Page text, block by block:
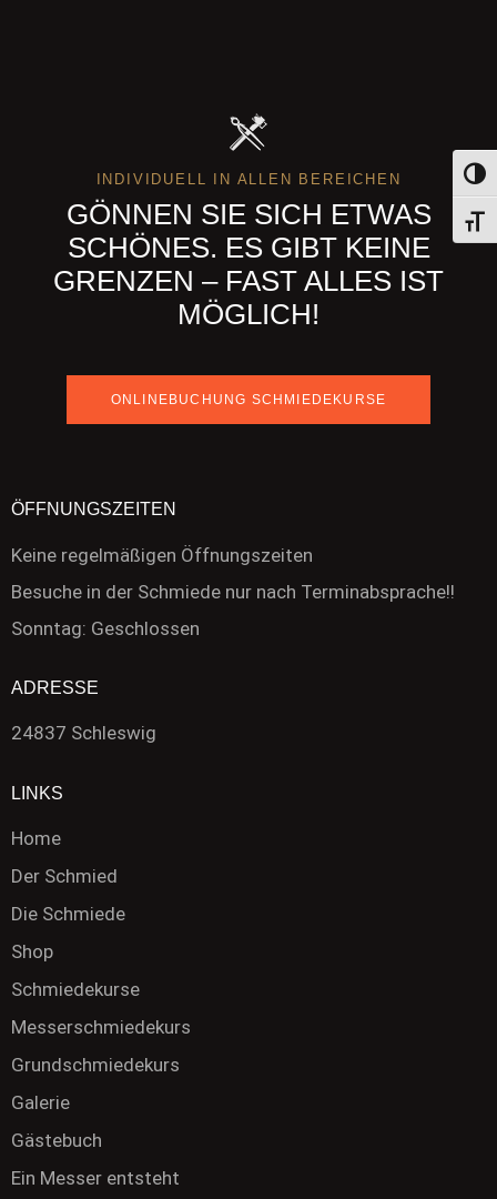
INDIVIDUELL IN ALLEN BEREICHEN
GÖNNEN SIE SICH ETWAS
SCHÖNES. ES GIBT KEINE
GRENZEN – FAST ALLES IST
MÖGLICH!
ONLINEBUCHUNG SCHMIEDEKURSE
ÖFFNUNGSZEITEN
Keine regelmäßigen Öffnungszeiten
Besuche in der Schmiede nur nach Terminabsprache!!
Sonntag: Geschlossen
ADRESSE
24837 Schleswig
LINKS
Home
Der Schmied
Die Schmiede
Shop
Schmiedekurse
Messerschmiedekurs
Grundschmiedekurs
Galerie
Gästebuch
Ein Messer entsteht